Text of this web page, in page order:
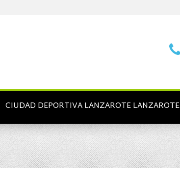
CIUDAD DEPORTIVA LANZAROTE LANZAROTE